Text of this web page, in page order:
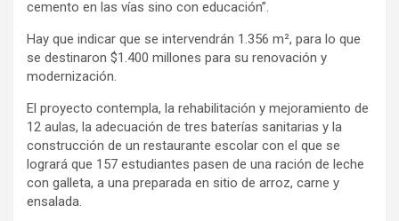
cemento en las vías sino con educación”.
Hay que indicar que se intervendrán 1.356 m², para lo que
se destinaron $1.400 millones para su renovación y
modernización.
El proyecto contempla, la rehabilitación y mejoramiento de
12 aulas, la adecuación de tres baterías sanitarias y la
construcción de un restaurante escolar con el que se
logrará que 157 estudiantes pasen de una ración de leche
con galleta, a una preparada en sitio de arroz, carne y
ensalada.